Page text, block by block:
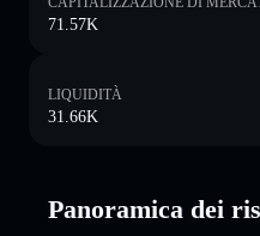
71.57K
LIQUIDITÀ
31.66K
Panoramica dei